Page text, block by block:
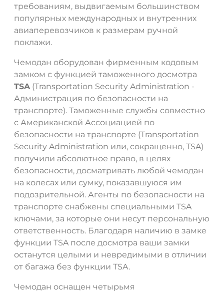
требованиям, выдвигаемым большинством
популярных международных и внутренних
авиаперевозчиков к размерам ручной
поклажи.
Чемодан оборудован фирменным кодовым
замком с функцией таможенного досмотра
TSA(Transportation Security Administration -
Администрация по безопасности на
транспорте). Таможенные службы совместно
с Американской Ассоциацией по
безопасности на транспорте (Transportation
Security Administration или, сокращенно, TSA)
получили абсолютное право, в целях
безопасности, досматривать любой чемодан
на колесах или сумку, показавшуюся им
подозрительной. Агенты по безопасности на
транспорте снабжены специальными TSA
ключами, за которые они несут персональную
ответственность. Благодаря наличию в замке
функции TSA после досмотра ваши замки
останутся целыми и невредимыми в отличии
от багажа без функции TSA.
Чемодан оснащен четырьмя